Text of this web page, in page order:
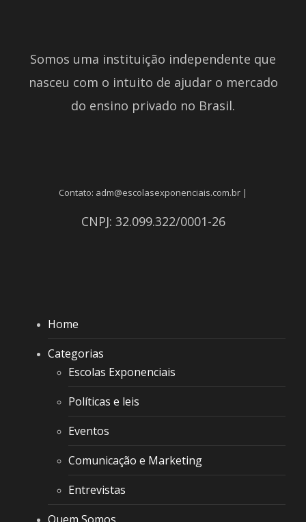
Somos uma instituição independente que
nasceu com o intuito de ajudar o mercado
do ensino privado no Brasil.
Contato: adm@escolasexponenciais.com.br |
CNPJ: 32.099.322/0001-26
Home
Categorias
Escolas Exponenciais
Políticas e leis
Eventos
Comunicação e Marketing
Entrevistas